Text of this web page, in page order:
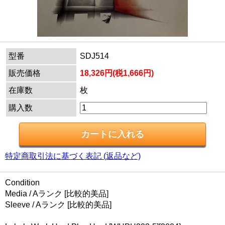
型番
SDJ514
販売価格
18,326円(税1,666円)
在庫数
枚
購入数
特定商取引法に基づく表記 (返品など)
Condition
Media / Aランク [比較的美品]
Sleeve / Aランク [比較的美品]